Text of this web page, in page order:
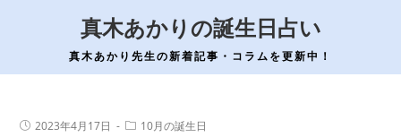
ン
真木あかりの誕生日占い
真木あかり先生の新着記事・コラムを更新中！
投 2023年4月17日
投 10月の誕生日